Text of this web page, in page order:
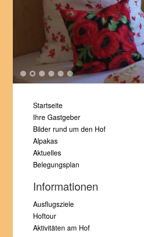
1 2 3 4 5 6
Startseite
Ihre Gastgeber
Bilder rund um den Hof
Alpakas
Aktuelles
Belegungsplan
Informationen
Ausflugsziele
Hoftour
Aktivitäten am Hof